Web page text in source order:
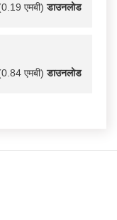
एमबी)डाउनलोड
एमबी)डाउनलोड